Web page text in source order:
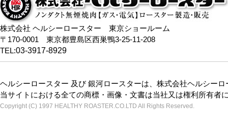
株式会社 ヘルシーロースター 東京ショールーム
〒170-0001 東京都豊島区西巣鴨3-25-11-208
TEL:03-3917-8929
ヘルシーロースター 及び 銀河ロースターは、株式会社ヘルシー
当サイトにおける全ての商標・画像・文書は当社又は権利所有者
Copyright (C) 1997 HEALTHY ROASTER.CO.LTD All Rights Reserved.